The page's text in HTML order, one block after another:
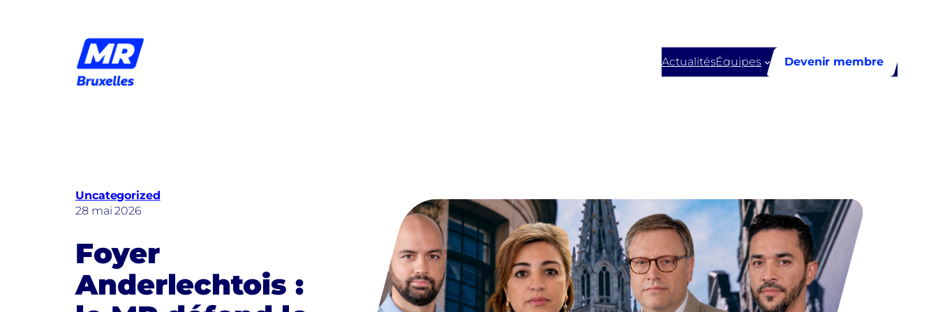
ActualitésÉquipes Devenir membre
Uncategorized
28 mai 2026
Foyer
Anderlechtois :